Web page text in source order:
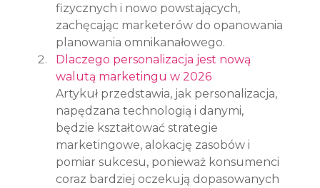
fizycznych i nowo powstających,
zachęcając marketerów do opanowania
planowania omnikanałowego.
Dlaczego personalizacja jest nową
walutą marketingu w 2026
Artykuł przedstawia, jak personalizacja,
napędzana technologią i danymi,
będzie kształtować strategie
marketingowe, alokację zasobów i
pomiar sukcesu, ponieważ konsumenci
coraz bardziej oczekują dopasowanych